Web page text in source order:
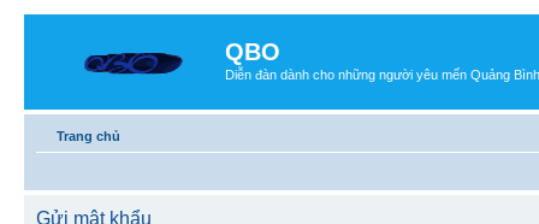
QBO
Diễn đàn dành cho những người yêu mến Quảng Bình
Trang chủ
Gửi mật khẩu